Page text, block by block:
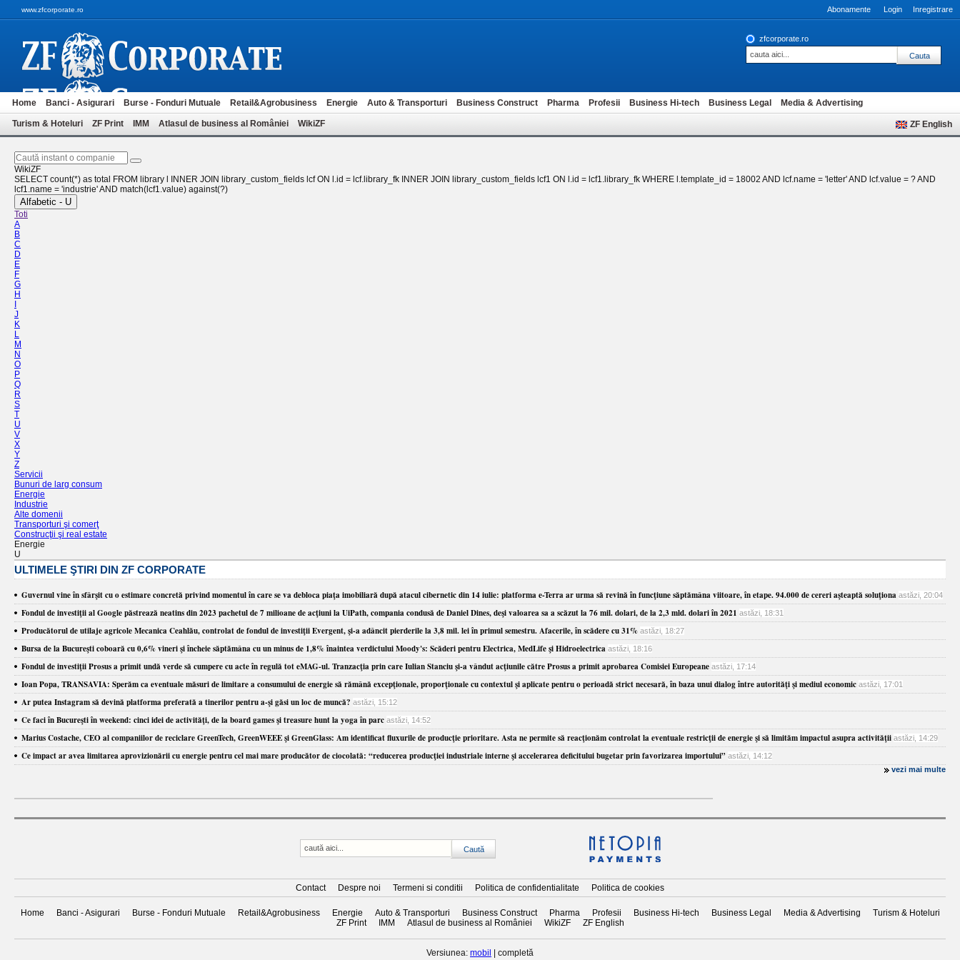
www.zfcorporate.ro Abonamente Login Inregistrare
zfcorporate.ro
Home Banci - Asigurari Burse - Fonduri Mutuale Retail&Agrobusiness Energie Auto & Transporturi Business Construct Pharma Profesii Business Hi-tech Business Legal Media & Advertising
Turism & Hoteluri ZF Print IMM Atlasul de business al României WikiZF ZF English
WikiZF
SELECT count(*) as total FROM library l INNER JOIN library_custom_fields lcf ON l.id = lcf.library_fk INNER JOIN library_custom_fields lcf1 ON l.id = lcf1.library_fk WHERE l.template_id = 18002 AND lcf.name = 'letter' AND lcf.value = ? AND
lcf1.name = 'industrie' AND match(lcf1.value) against(?)
Alfabetic - U
Toti
A
B
C
D
E
F
G
H
J
K
L
M
N
O
P
Q
R
S
T
U
V
X
Y
Z
Servicii
Bunuri de larg consum
Energie
Industrie
Alte domenii
Transporturi şi comerţ
Construcţii şi real estate
Energie
U
ULTIMELE ŞTIRI DIN ZF CORPORATE
Guvernul vine în sfârşit cu o estimare concretă privind momentul în care se va debloca piaţa imobiliară după atacul cibernetic din 14 iulie: platforma e-Terra ar urma să revină în funcţiune săptămâna viitoare, în etape. 94.000 de cereri aşteaptă soluţiona astăzi, 20:04
Fondul de investiţii al Google păstrează neatins din 2023 pachetul de 7 milioane de acţiuni la UiPath, compania condusă de Daniel Dines, deşi valoarea sa a scăzut la 76 mil. dolari, de la 2,3 mld. dolari în 2021 astăzi, 18:31
Producătorul de utilaje agricole Mecanica Ceahlău, controlat de fondul de investiţii Evergent, şi-a adâncit pierderile la 3,8 mil. lei în primul semestru. Afacerile, în scădere cu 31% astăzi, 18:27
Bursa de la Bucureşti coboară cu 0,6% vineri şi încheie săptămâna cu un minus de 1,8% înaintea verdictului Moody's: Scăderi pentru Electrica, MedLife şi Hidroelectrica astăzi, 18:16
Fondul de investiţii Prosus a primit undă verde să cumpere cu acte în regulă tot eMAG-ul. Tranzacţia prin care Iulian Stanciu şi-a vândut acţiunile către Prosus a primit aprobarea Comisiei Europeane astăzi, 17:14
Ioan Popa, TRANSAVIA: Sperăm ca eventuale măsuri de limitare a consumului de energie să rămână excepţionale, proporţionale cu contextul şi aplicate pentru o perioadă strict necesară, în baza unui dialog între autorităţi şi mediul economic astăzi, 17:01
Ar putea Instagram să devină platforma preferată a tinerilor pentru a-şi găsi un loc de muncă? astăzi, 15:12
Ce faci în Bucureşti în weekend: cinci idei de activităţi, de la board games şi treasure hunt la yoga în parc astăzi, 14:52
Marius Costache, CEO al companiilor de reciclare GreenTech, GreenWEEE şi GreenGlass: Am identificat fluxurile de producţie prioritare. Asta ne permite să reacţionăm controlat la eventuale restricţii de energie şi să limităm impactul asupra activităţii astăzi, 14:29
Ce impact ar avea limitarea aprovizionării cu energie pentru cel mai mare producător de ciocolată: “reducerea producţiei industriale interne şi accelerarea deficitului bugetar prin favorizarea importului” astăzi, 14:12
vezi mai multe
Contact Despre noi Termeni si conditii Politica de confidentialitate Politica de cookies
Home Banci - Asigurari Burse - Fonduri Mutuale Retail&Agrobusiness Energie Auto & Transporturi Business Construct Pharma Profesii Business Hi-tech Business Legal Media & Advertising
Turism & Hoteluri
ZF Print
IMM Atlasul de business al României WikiZF ZF English
Versiunea: mobil | completă